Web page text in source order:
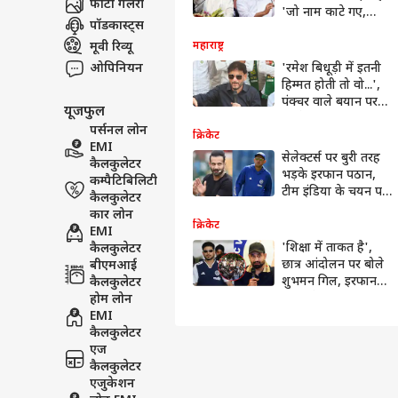
फोटो गैलरी
पॉडकास्ट्स
मूवी रिव्यू
ओपिनियन
यूजफुल
पर्सनल लोन
EMI
कैलकुलेटर
कम्पैटिबिलिटी
कैलकुलेटर
कार लोन
EMI
कैलकुलेटर
बीएमआई
कैलकुलेटर
होम लोन
EMI
कैलकुलेटर
एज
कैलकुलेटर
एजुकेशन
'जो नाम काटे गए,
महाराष्ट्र
'रमेश बिधूड़ी में इतनी
हिम्मत होती तो वो...',
पंक्चर वाले बयान पर
क्रिकेट
सेलेक्टर्स पर बुरी तरह
भड़के इरफान पठान,
टीम इंडिया के चयन पर
क्रिकेट
'शिक्षा में ताकत है',
छात्र आंदोलन पर बोले
शुभमन गिल, इरफान